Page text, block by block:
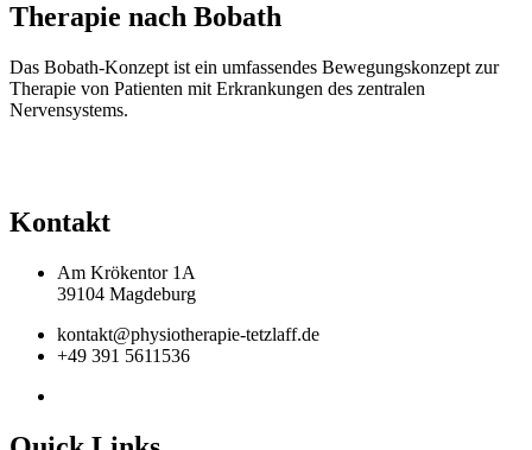
Therapie nach Bobath
Das Bobath-Konzept ist ein umfassendes Bewegungskonzept zur
Therapie von Patienten mit Erkrankungen des zentralen
Nervensystems.
Kontakt
Am Krökentor 1A
39104 Magdeburg
kontakt@physiotherapie-tetzlaff.de
+49 391 5611536